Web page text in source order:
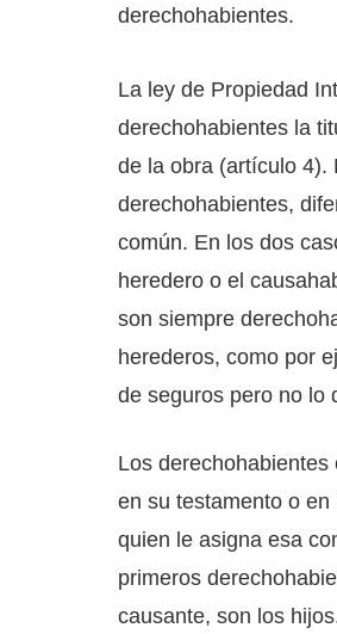
derechohabientes.
La ley de Propiedad
derechohabientes la
de la obra (artículo 4).
derechohabientes,
común. En los dos
heredero o el
son siempre
herederos, como por
de seguros pero no lo
Los
en su testamento o
quien le asigna esa
primeros
causante, son los